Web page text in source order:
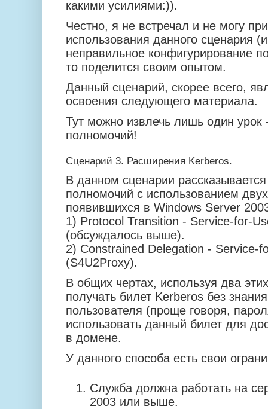
какими усилиями:)).
Честно, я не встречал и не могу
использования данного сценария
неправильное конфигурирование
то поделится своим опытом.
Данный сценарий, скорее всего,
освоения следующего материала.
Тут можно извлечь лишь один
полномочий!
Сценарий 3. Расширения Kerberos.
В данном сценарии
полномочий с использованием
появившихся в Windows Server
1) Protocol Transition - Service-for-
(обсуждалось выше).
2) Constrained Delegation - Service-
(S4U2Proxy).
В общих чертах, используя два
получать билет Kerberos без
пользователя (проще говоря,
использовать данный билет для
в домене.
У данного способа есть свои
Служба должна работать на
2003 или выше.